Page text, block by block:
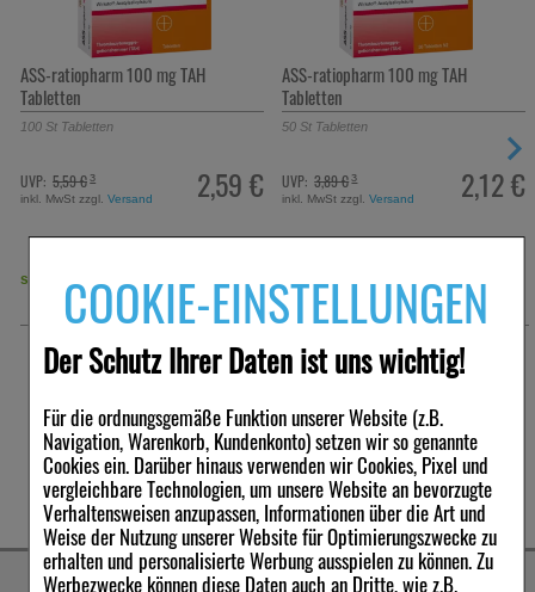
COOKIE-EINSTELLUNGEN
Der Schutz Ihrer Daten ist uns wichtig!
Für die ordnungsgemäße Funktion unserer Website (z.B.
Navigation, Warenkorb, Kundenkonto) setzen wir so genannte
Cookies ein. Darüber hinaus verwenden wir Cookies, Pixel und
vergleichbare Technologien, um unsere Website an bevorzugte
Verhaltensweisen anzupassen, Informationen über die Art und
Weise der Nutzung unserer Website für Optimierungszwecke zu
erhalten und personalisierte Werbung ausspielen zu können. Zu
Werbezwecke können diese Daten auch an Dritte, wie z.B.
ASS-ratiopharm 100 mg TAH
Tabletten
100 St Tabletten
2,59 €
UVP: 5,59 €³
inkl. MwSt zzgl.Versand
sofort lieferbar
ASS-ratiopharm 100 mg TAH
Tabletten
50 St Tabletten
2,12 €
UVP: 3,89 €³
inkl. MwSt zzgl.Versand